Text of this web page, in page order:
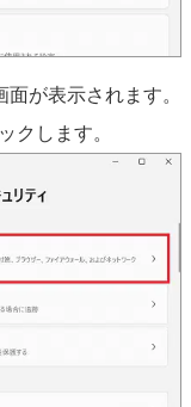
が表示されます。
クします。